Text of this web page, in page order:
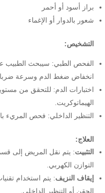
براز أسود أو أحمر
شعور بالدوار أو الإغماء
التشخيص:
الفحص الطبي: سيبحث الطبيب
انخفاض ضغط الدم وسرعة
اختبارات الدم: للتحقق من
الهيماتوكريت.
التنظير الداخلي: فحص المريء
العلاج:
التثبيت: يتم نقل المريض إلى قسم
التوازن الكهربي.
إيقاف النزيف: يتم استخدام
الحقن أو التنظير الداخلي.